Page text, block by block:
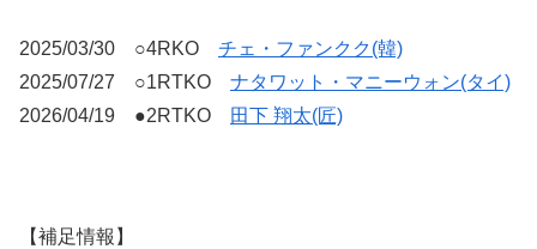
2025/03/30 ○4RKO チェ・ファンクク(韓)
2025/07/27 ○1RTKO ナタワット・マニーウォン(タイ)
2026/04/19 ●2RTKO
田下 翔太(匠)
【補足情報】